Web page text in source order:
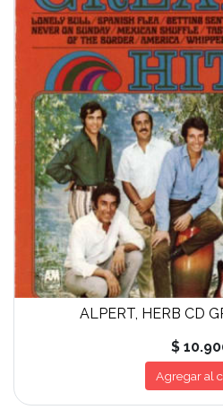
ALPERT, HERB CD
$
Agregar al